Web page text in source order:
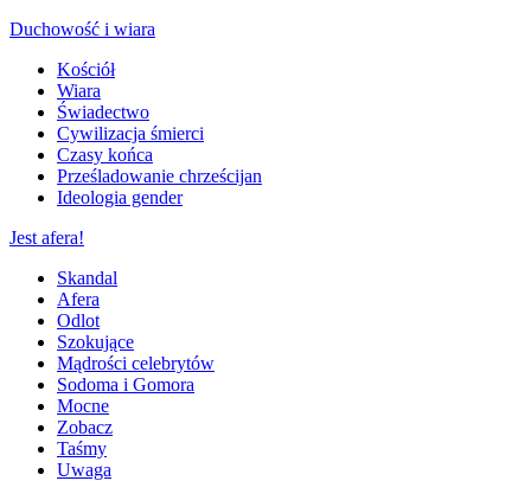
Duchowość i wiara
Kościół
Wiara
Świadectwo
Cywilizacja śmierci
Czasy końca
Prześladowanie chrześcijan
Ideologia gender
Jest afera!
Skandal
Afera
Odlot
Szokujące
Mądrości celebrytów
Sodoma i Gomora
Mocne
Zobacz
Taśmy
Uwaga